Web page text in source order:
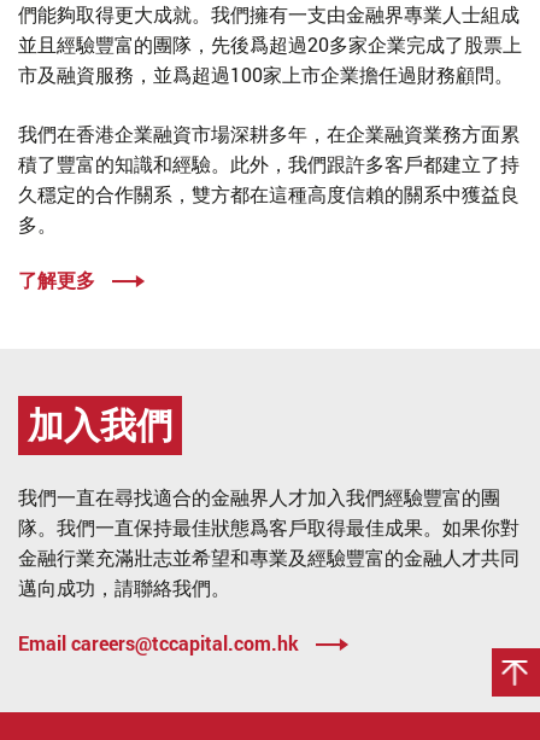
們能夠取得更大成就。我們擁有一支由金融界專業人士組成
並且經驗豐富的團隊，先後爲超過20多家企業完成了股票上
市及融資服務，並爲超過100家上市企業擔任過財務顧問。
我們在香港企業融資市場深耕多年，在企業融資業務方面累
積了豐富的知識和經驗。此外，我們跟許多客戶都建立了持
久穩定的合作關系，雙方都在這種高度信賴的關系中獲益良
多。
了解更多
加入我們
我們一直在尋找適合的金融界人才加入我們經驗豐富的團
隊。我們一直保持最佳狀態爲客戶取得最佳成果。如果你對
金融行業充滿壯志並希望和專業及經驗豐富的金融人才共同
邁向成功，請聯絡我們。
Email careers@tccapital.com.hk